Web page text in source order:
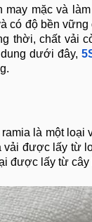
mặc và
có độ bền
thời, chất vải
dưới đây,
là một loại
được lấy từ
được lấy từ